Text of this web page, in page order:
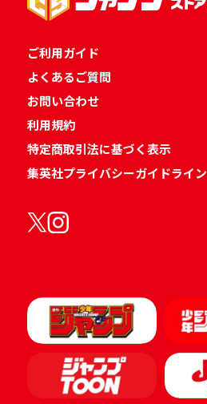
ご利用ガイド
よくあるご質問
お問い合わせ
利用規約
特定商取引法に基づく表示
集英社プライバシーガイドライン